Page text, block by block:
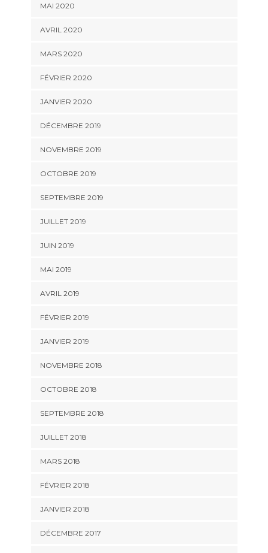
MAI 2020
AVRIL 2020
MARS 2020
FÉVRIER 2020
JANVIER 2020
DÉCEMBRE 2019
NOVEMBRE 2019
OCTOBRE 2019
SEPTEMBRE 2019
JUILLET 2019
JUIN 2019
MAI 2019
AVRIL 2019
FÉVRIER 2019
JANVIER 2019
NOVEMBRE 2018
OCTOBRE 2018
SEPTEMBRE 2018
JUILLET 2018
MARS 2018
FÉVRIER 2018
JANVIER 2018
DÉCEMBRE 2017